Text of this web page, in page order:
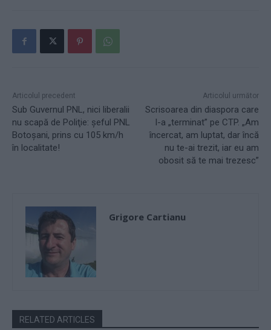
Articolul precedent
Sub Guvernul PNL, nici liberalii
nu scapă de Poliţie: şeful PNL
Botoşani, prins cu 105 km/h
în localitate!
Articolul următor
Scrisoarea din diaspora care
l-a „terminat” pe CTP. „Am
încercat, am luptat, dar încă
nu te-ai trezit, iar eu am
obosit să te mai trezesc”
Grigore Cartianu
RELATED ARTICLES